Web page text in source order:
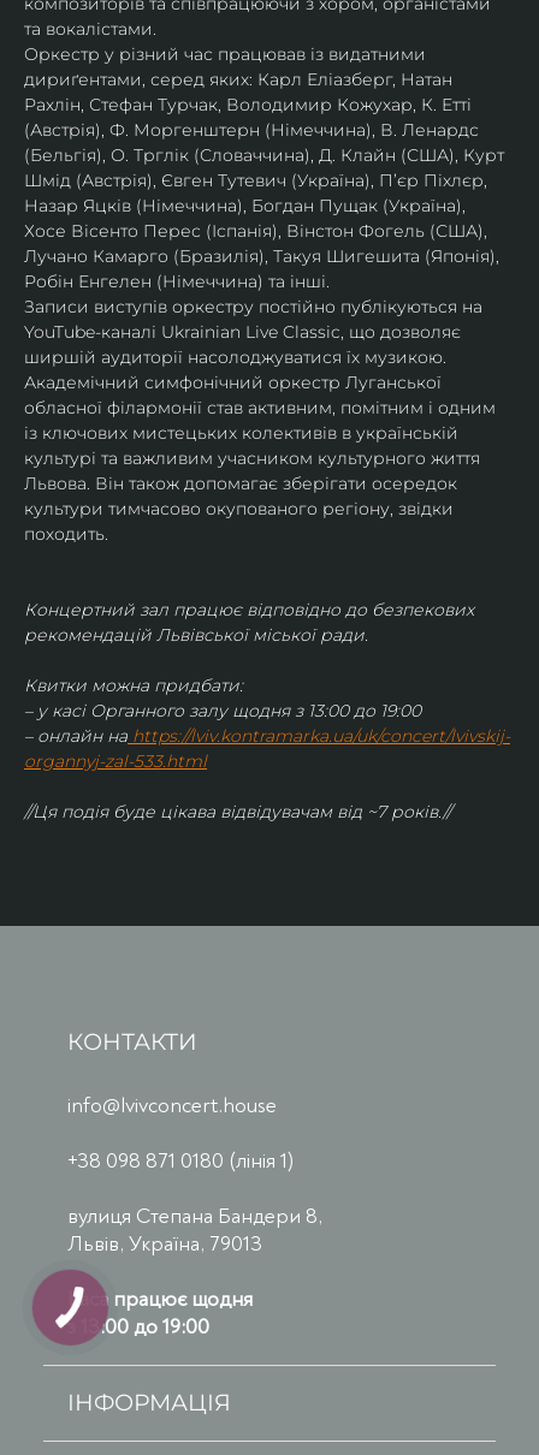
та вокалістами.
Оркестр у різний час працював із видатними
дириґентами, серед яких: Карл Еліазберг, Натан
Рахлін, Стефан Турчак, Володимир Кожухар, К. Етті
(Австрія), Ф. Моргенштерн (Німеччина), В. Ленардс
(Бельгія), О. Трглік (Словаччина), Д. Клайн (США), Курт
Шмід (Австрія), Євген Тутевич (Україна), П’єр Піхлєр,
Назар Яцків (Німеччина), Богдан Пущак (Україна),
Хосе Вісенто Перес (Іспанія), Вінстон Фогель (США),
Лучано Камарго (Бразилія), Такуя Шигешита (Японія),
Робін Енгелен (Німеччина) та інші.
Записи виступів оркестру постійно публікуються на
YouTube-каналі Ukrainian Live Classic, що дозволяє
ширшій аудиторії насолоджуватися їх музикою​.
Академічний симфонічний оркестр Луганської
обласної філармонії став активним, помітним і одним
із ключових мистецьких колективів в українській
культурі та важливим учасником культурного життя
Львова. Він також допомагає зберігати осередок
культури тимчасово окупованого регіону, звідки
походить.
Концертний зал працює відповідно до безпекових
рекомендацій Львівської міської ради.
Квитки можна придбати:
– у касі Органного залу щодня з 13:00 до 19:00
– онлайн на https://lviv.kontramarka.ua/uk/concert/lvivskij-
organnyj-zal-533.html
//Ця подія буде цікава відвідувачам від ~7 років.//
КОНТАКТИ
info@lvivconcert.house
+38 098 871 0180 (лінія 1)
вулиця Степана Бандери 8,
Львів, Україна, 79013
Каса працює щодня
з 13:00 до 19:00
ІНФОРМАЦІЯ